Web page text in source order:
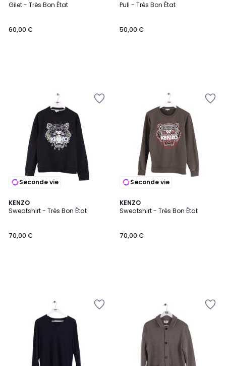
Gilet - Très Bon État
60,00 €
Pull - Très Bon État
50,00 €
Seconde vie
KENZO
Sweatshirt - Très Bon État
70,00 €
Seconde vie
KENZO
Sweatshirt - Très Bon État
70,00 €